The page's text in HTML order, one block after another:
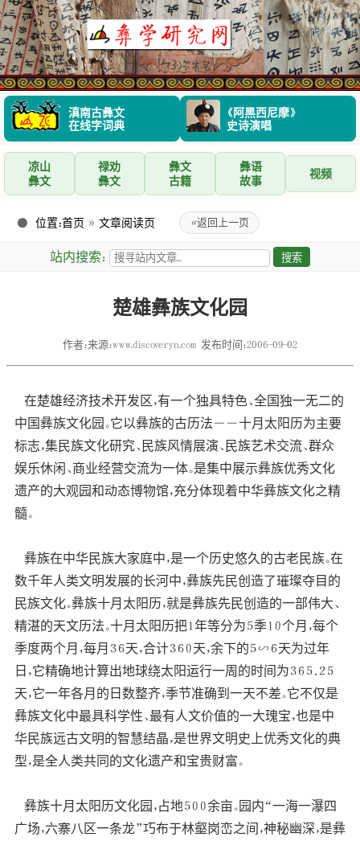
滇南古彝文
在线字词典
《阿黑西尼摩》
史诗演唱
凉山
彝文
禄劝
彝文
彝文
古籍
彝语
故事
视频
位置：首页 » 文章阅读页 «返回上一页
站内搜索：
楚雄彝族文化园
作者：来源：www.discoveryn.com 发布时间：2006-09-02
在楚雄经济技术开发区，有一个独具特色、全国独一无二的
中国彝族文化园。它以彝族的古历法――十月太阳历为主要
标志，集民族文化研究、民族风情展演、民族艺术交流、群众
娱乐休闲、商业经营交流为一体。是集中展示彝族优秀文化
遗产的大观园和动态博物馆，充分体现着中华彝族文化之精
髓。
彝族在中华民族大家庭中，是一个历史悠久的古老民族。在
数千年人类文明发展的长河中，彝族先民创造了璀璨夺目的
民族文化。彝族十月太阳历，就是彝族先民创造的一部伟大、
精湛的天文历法。十月太阳历把１年等分为５季１０个月，每个
季度两个月，每月３６天，合计３６０天，余下的５∽６天为过年
日，它精确地计算出地球绕太阳运行一周的时间为３６５．２５
天，它一年各月的日数整齐，季节准确到一天不差。它不仅是
彝族文化中最具科学性、最有人文价值的一大瑰宝，也是中
华民族远古文明的智慧结晶，是世界文明史上优秀文化的典
型，是全人类共同的文化遗产和宝贵财富。
彝族十月太阳历文化园，占地５００余亩。园内“一海一瀑四
广场，六寨八区一条龙”巧布于林壑岗峦之间，神秘幽深，是彝